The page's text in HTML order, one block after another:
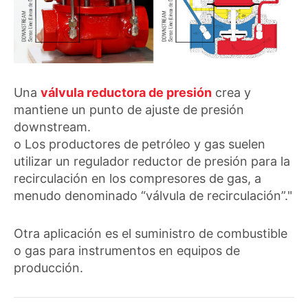
Una válvula reductora de presión crea y
mantiene un punto de ajuste de presión
downstream.
o Los productores de petróleo y gas suelen
utilizar un regulador reductor de presión para la
recirculación en los compresores de gas, a
menudo denominado “válvula de recirculación”."
Otra aplicación es el suministro de combustible
o gas para instrumentos en equipos de
producción.